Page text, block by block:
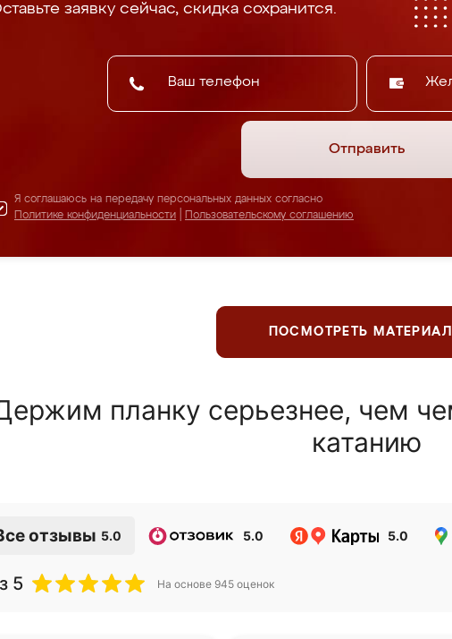
заявку сейчас, скидка сохранится.
Отправить
Я соглашаюсь на передачу персональных данных согласно
Политике конфиденциальности
Пользовательскому соглашению
ПОСМОТРЕТЬ
планку серьезнее, чем
катанию
отзывы 5.0 5.0 5.0
5 На основе 945 оценок